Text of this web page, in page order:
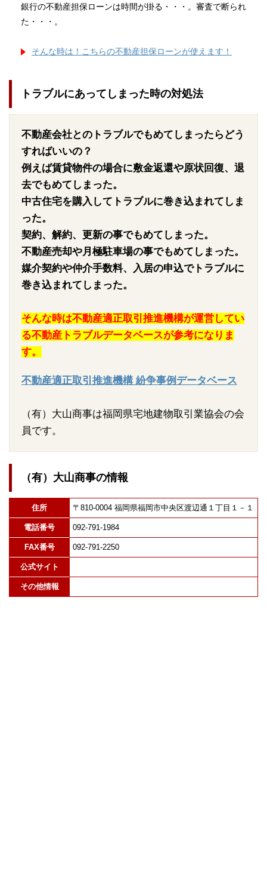
銀行の不動産担保ローンは時間が掛る・・・。審査で断られ
た・・・。
そんな時は！こちらの不動産担保ローンが使えます！
トラブルにあってしまった時の対処法
不動産会社とのトラブルでもめてしまったらどう
すればいいの？
例えば賃貸物件の場合に敷金返還や原状回復、退
去でもめてしまった。
中古住宅を購入してトラブルに巻き込まれてしま
った。
契約、解約、更新の事でもめてしまった。
不動産売却や月極駐車場の事でもめてしまった。
媒介契約や仲介手数料、入居の申込でトラブルに
巻き込まれてしまった。
そんな時は不動産適正取引推進機構が運営してい
る不動産トラブルデータベースが参考になりま
す。
不動産適正取引推進機構 紛争事例データベース
（有）大山商事は福岡県宅地建物取引業協会の会
員です。
（有）大山商事の情報
住所 〒810-0004 福岡県福岡市中央区渡辺通１丁目１－１
電話番号 092-791-1984
FAX番号 092-791-2250
公式サイト
その他情報